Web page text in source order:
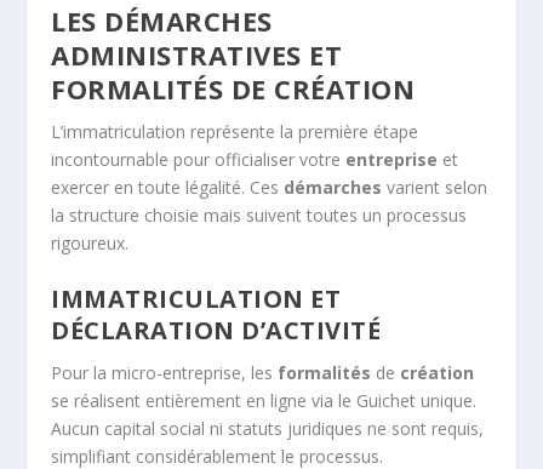
LES DÉMARCHES
ADMINISTRATIVES ET
FORMALITÉS DE CRÉATION
L’immatriculation représente la première étape
incontournable pour officialiser votre entreprise et
exercer en toute légalité. Ces démarches varient selon
la structure choisie mais suivent toutes un processus
rigoureux.
IMMATRICULATION ET
DÉCLARATION D’ACTIVITÉ
Pour la micro-entreprise, les formalités de création
se réalisent entièrement en ligne via le Guichet unique.
Aucun capital social ni statuts juridiques ne sont requis,
simplifiant considérablement le processus.